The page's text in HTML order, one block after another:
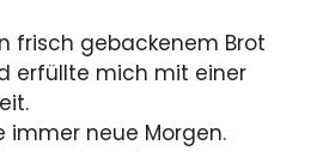
frisch gebackenem Brot
erfüllte mich mit einer
immer neue Morgen.